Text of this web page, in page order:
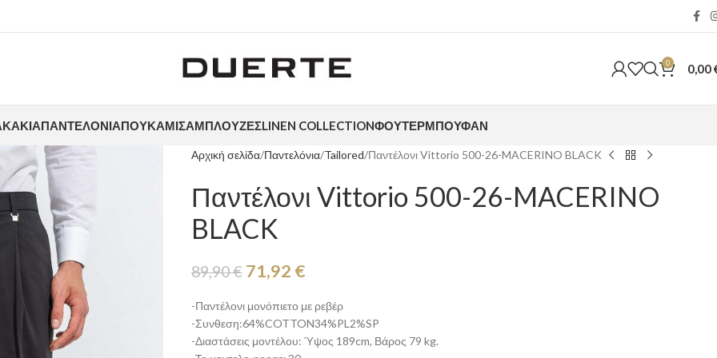
0 0,00
ΠΑΝΤΕΛΌΝΙΑΠΟΥΚΆΜΙΣΑΜΠΛΟΎΖΕΣLINEN COLLECTIONΦΟΎΤΕΡΜΠΟΥΦΆΝ
Αρχική σελίδα Παντελόνια Tailored Παντέλονι Vittorio 500-26-MACERINO BLACK
Παντέλονι Vittorio 500-26-MACERINO
BLACK
89,90€ 71,92 €
-Παντέλονι μονόπιετο με ρεβέρ
-Συνθεση:64%COTTON34%PL2%SP
-Διαστάσεις μοντέλου: Ύψος 189cm, Βάρος 79 kg.